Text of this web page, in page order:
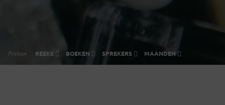
Preken REEKS BOEKEN SPREKERS MAANDEN